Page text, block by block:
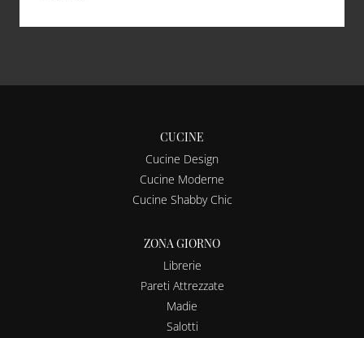
CUCINE
Cucine Design
Cucine Moderne
Cucine Shabby Chic
ZONA GIORNO
Librerie
Pareti Attrezzate
Madie
Salotti